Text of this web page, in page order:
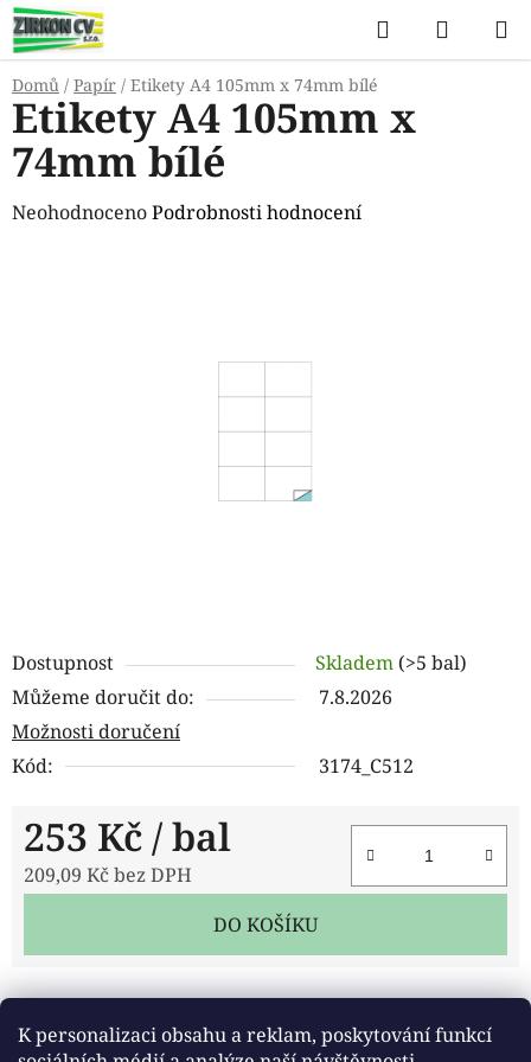
K personalizaci obsahu a reklam, poskytování funkcí
Přejít
na
obsah
Hledat
KOŠÍK
Domů / Papír / Etikety A4 105mm x 74mm bílé
Dostupnost Skladem (>5 bal)
Můžeme doručit do:
7.8.2026
Možnosti doručení
Kód:
3174_C512
253 Kč / bal
209,09 Kč bez DPH
DO KOŠÍKU
Etikety A4 105mm x
74mm bílé
Průměrné
NeohodnocenoPodrobnosti hodnocení